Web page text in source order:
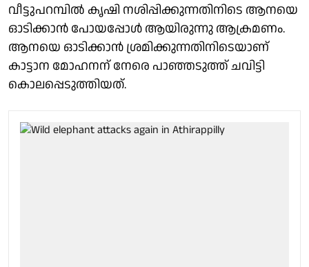
വീട്ടുപറമ്പിൽ കൃഷി നശിപ്പിക്കുന്നതിനിടെ ആനയെ
ഓടിക്കാൻ പോയപ്പോൾ ആയിരുന്നു ആക്രമണം.
ആനയെ ഓടിക്കാൻ ശ്രമിക്കുന്നതിനിടെയാണ്
കാട്ടാന മോഹനന് നേരെ പാഞ്ഞടുത്ത് ചവിട്ടി
കൊലപ്പെടുത്തിയത്.